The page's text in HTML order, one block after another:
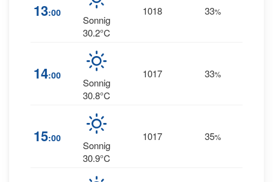
13:00
Sonnig
30.2°C
1018 33%
14:00
Sonnig
30.8°C
1017 33%
15:00
Sonnig
30.9°C
1017 35%